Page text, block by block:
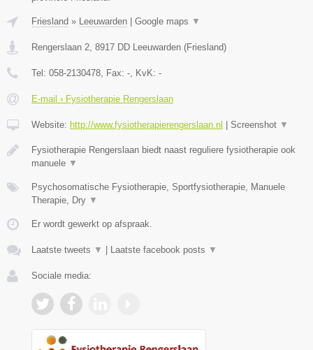
Friesland » Leeuwarden Google maps ▼
Rengerslaan 2, 8917 DD Leeuwarden (Friesland)
Tel: 058-2130478, Fax: -, KvK: -
E-mail › Fysiotherapie Rengerslaan
Website: http://www.fysiotherapierengerslaan.nl Screenshot ▼
Fysiotherapie Rengerslaan biedt naast reguliere fysiotherapie ook
manuele ▼
Psychosomatische Fysiotherapie, Sportfysiotherapie, Manuele
Therapie, Dry ▼
Er wordt gewerkt op afspraak.
Laatste tweets ▼ Laatste facebook posts ▼
Sociale media: